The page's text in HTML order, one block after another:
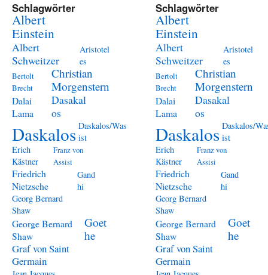
Schlagwörter
Albert
Einstein
Albert
Schweitzer
Aristotel
es
Bertolt
Brecht
Christian
Morgenstern
Dalai
Lama
Dasakal
os
Daskalos Daskalos/Was
ist
Erich
Kästner
Franz von
Assisi
Friedrich
Nietzsche
Gand
hi
Georg Bernard
Shaw
George Bernard
Shaw
Goet
he
Graf von Saint
Germain
Schlagwörter
Albert
Einstein
Albert
Schweitzer
Aristotel
es
Bertolt
Brecht
Christian
Morgenstern
Dalai
Lama
Dasakal
os
Daskalos Daskalos/
ist
Erich
Kästner
Franz von
Assisi
Friedrich
Nietzsche
Gand
hi
Georg Bernard
Shaw
George Bernard
Shaw
Goet
he
Graf von Saint
Germain